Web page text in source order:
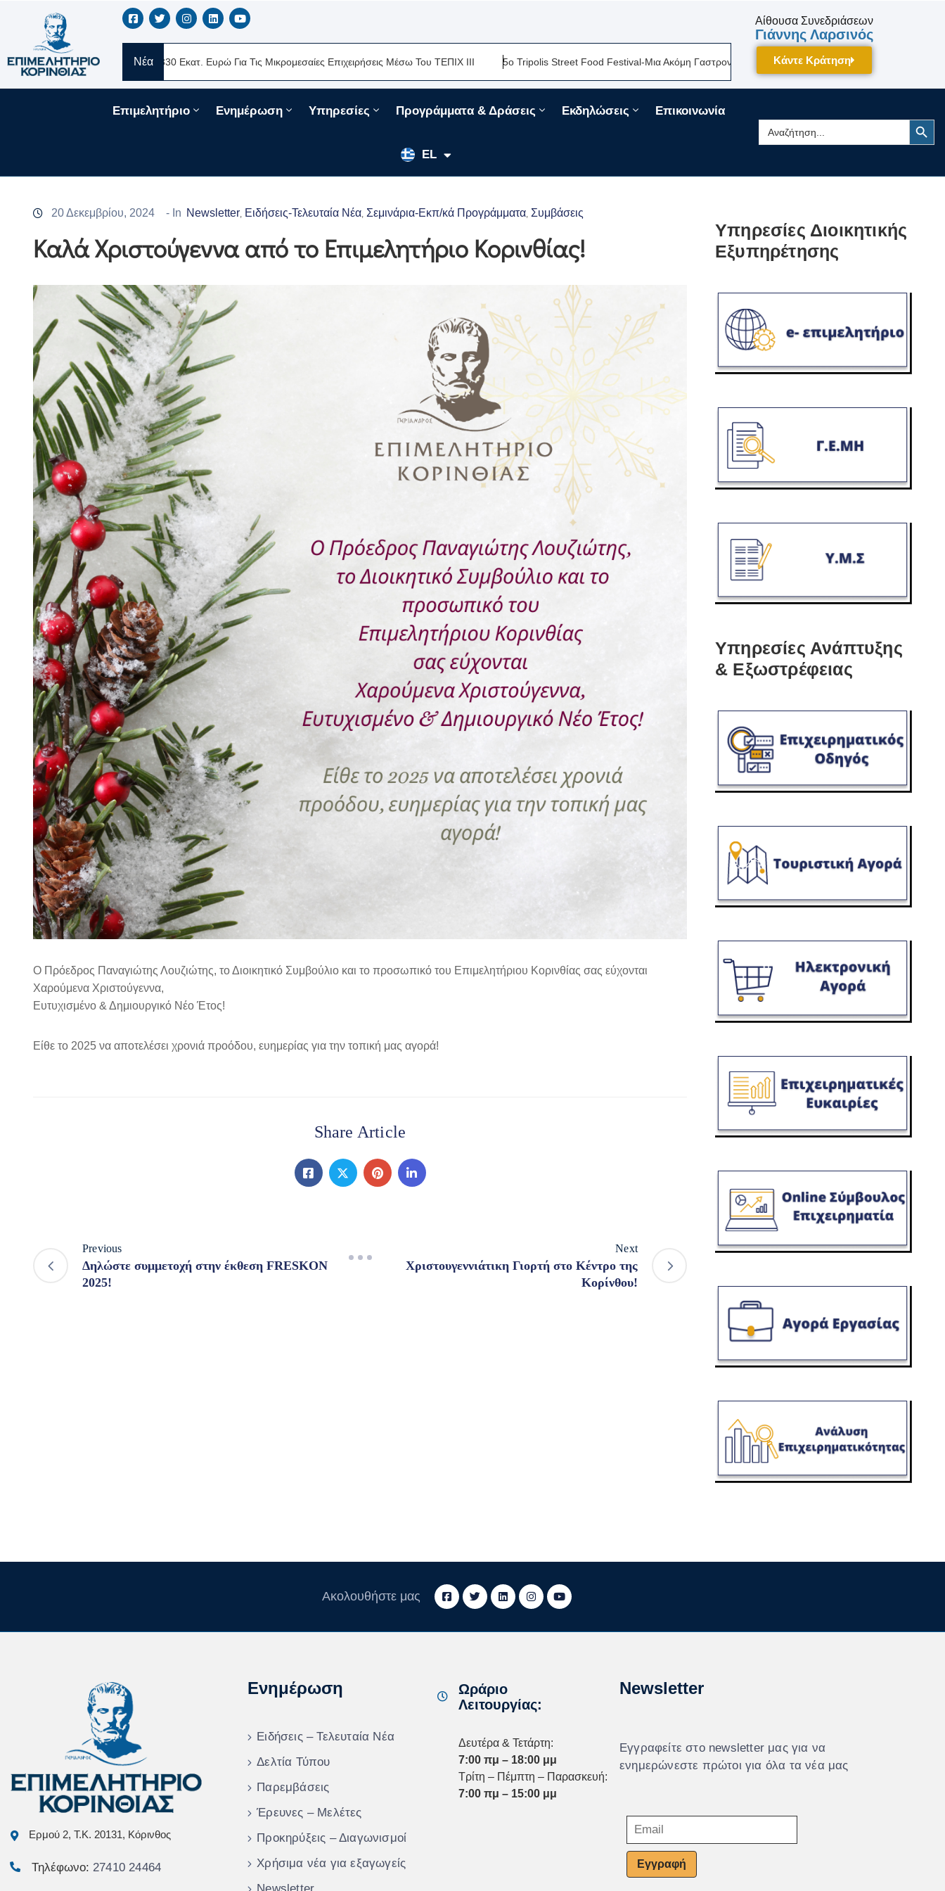
Νέα
Νέα Δάνεια 330 Εκατ. Ευρώ Για Τις Μικρομεσαίες Επιχειρήσεις Μέσω Του ΤΕΠΙΧ ΙΙΙ 5ο Tripolis Street Food Festival-Μια Ακόμη Γαστρονομική Γιορτή Της Πελοποννήσου Δίνει Ραντεβού Τον
Αίθουσα Συνεδριάσεων
Γιάννης Λαρσινός
Κάντε Κράτηση
Επιμελητήριο Ενημέρωση Υπηρεσίες Προγράμματα & Δράσεις Εκδηλώσεις Επικοινωνία
EL
EN
FR
Search
for:
Search Button
20 Δεκεμβρίου, 2024 - In Newsletter Ειδήσεις-Τελευταία Νέα Σεμινάρια-Εκπ/κά Προγράμματα Συμβάσεις
Καλά Χριστούγεννα από το Επιμελητήριο Κορινθίας!
Ο Πρόεδρος Παναγιώτης Λουζιώτης, το Διοικητικό Συμβούλιο και το προσωπικό του Επιμελητήριου Κορινθίας σας εύχονται
Χαρούμενα Χριστούγεννα,
Ευτυχισμένο & Δημιουργικό Νέο Έτος!
Είθε το 2025 να αποτελέσει χρονιά προόδου, ευημερίας για την τοπική μας αγορά!
Share Article
Previous
Δηλώστε συμμετοχή στην έκθεση FRESKON
2025!
Next
Χριστουγεννιάτικη Γιορτή στο Κέντρο της
Κορίνθου!
Υπηρεσίες Διοικητικής
Εξυπηρέτησης
Υπηρεσίες Ανάπτυξης
& Εξωστρέφειας
Ακολουθήστε μας
Ερμού 2, Τ.Κ. 20131, Κόρινθος
Τηλέφωνο: 27410 24464
Ενημέρωση
Ειδήσεις – Τελευταία Νέα
Δελτία Τύπου
Παρεμβάσεις
Έρευνες – Μελέτες
Προκηρύξεις – Διαγωνισμοί
Χρήσιμα νέα για εξαγωγείς
Ωράριο
Λειτουργίας:
Δευτέρα & Τετάρτη:
7:00 πμ – 18:00 μμ
Τρίτη – Πέμπτη – Παρασκευή:
7:00 πμ – 15:00 μμ
Newsletter
Εγγραφείτε στο newsletter μας για να
ενημερώνεστε πρώτοι για όλα τα νέα μας
Εγγραφή